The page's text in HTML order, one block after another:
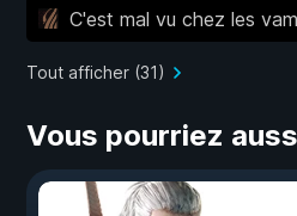
C'est mal vu chez les
Tout afficher (31)
Vous pourriez